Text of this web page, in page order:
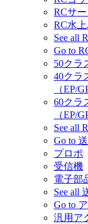
RCサ
RC水
See all
Go to
50クラ
40クラ
（EP/
60クラ
（EP/
See all
Go to
プロポ
受信機
電子部
See all
Go to
汎用ア